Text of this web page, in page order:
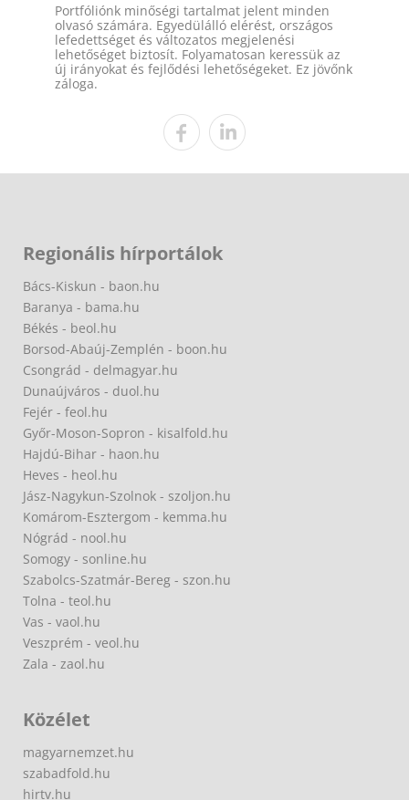
Portfóliónk minőségi tartalmat jelent minden
olvasó számára. Egyedülálló elérést, országos
lefedettséget és változatos megjelenési
lehetőséget biztosít. Folyamatosan keressük az
új irányokat és fejlődési lehetőségeket. Ez jövőnk
záloga.
Regionális hírportálok
Bács-Kiskun - baon.hu
Baranya - bama.hu
Békés - beol.hu
Borsod-Abaúj-Zemplén - boon.hu
Csongrád - delmagyar.hu
Dunaújváros - duol.hu
Fejér - feol.hu
Győr-Moson-Sopron - kisalfold.hu
Hajdú-Bihar - haon.hu
Heves - heol.hu
Jász-Nagykun-Szolnok - szoljon.hu
Komárom-Esztergom - kemma.hu
Nógrád - nool.hu
Somogy - sonline.hu
Szabolcs-Szatmár-Bereg - szon.hu
Tolna - teol.hu
Vas - vaol.hu
Veszprém - veol.hu
Zala - zaol.hu
Közélet
magyarnemzet.hu
szabadfold.hu
hirtv.hu